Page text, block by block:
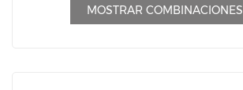
MOSTRAR COMBINACIONES